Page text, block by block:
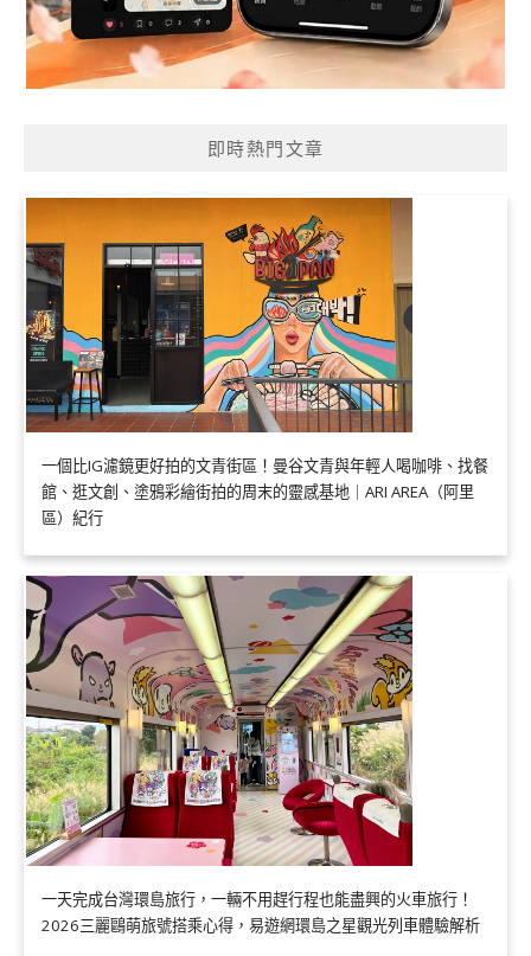
即時熱門文章
一個比IG濾鏡更好拍的文青街區！曼谷文青與年輕人喝咖啡、找餐
館、逛文創、塗鴉彩繪街拍的周末的靈感基地｜ARI AREA（阿里
區）紀行
一天完成台灣環島旅行，一輛不用趕行程也能盡興的火車旅行！
2026三麗鷗萌旅號搭乘心得，易遊網環島之星觀光列車體驗解析